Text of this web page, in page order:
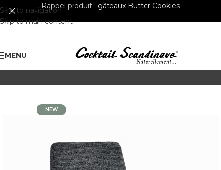
Skip to navigation
Skip to main content
Rappel produit : gâteaux Butter Cookies
MENU
NEW